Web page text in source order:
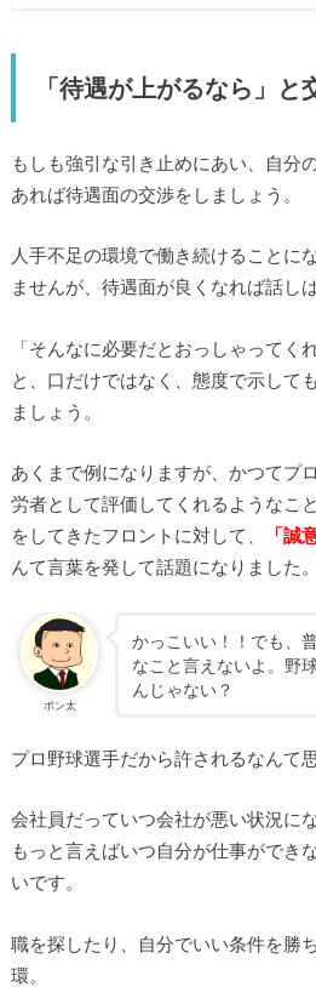
「待遇が上がるなら」と
もしも強引な引き止めにあい、自分
あれば待遇面の交渉をしましょう。
人手不足の環境で働き続けることに
ませんが、待遇面が良くなれば話し
「そんなに必要だとおっしゃってく
と、口だけではなく、態度で示して
ましょう。
あくまで例になりますが、かつてプ
労者として評価してくれるようなこ
をしてきたフロントに対して、
「誠
んて言葉を発して話題になりました。
ポン太
かっこいい！！でも、
なこと言えないよ。野
んじゃない？
プロ野球選手だから許されるなんて
会社員だっていつ会社が悪い状況に
もっと言えばいつ自分が仕事ができ
いです。
職を探したり、自分でいい条件を勝
環。